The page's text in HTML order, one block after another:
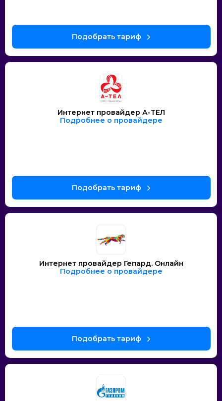
Интернет провайдер А-ТЕЛ
Подробнее о провайдере
Интернет провайдер Гепард. Онлайн
Подробнее о провайдере